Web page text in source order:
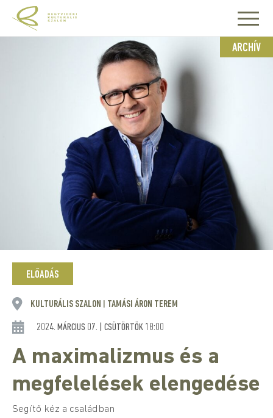
ARCHÍV
ELŐADÁS
KULTURÁLIS SZALON TAMÁSI ÁRON TEREM
2024. MÁRCIUS 07. | CSÜTÖRTÖK 18:00
A maximalizmus és a
megfelelések elengedése
Segítő kéz a családban